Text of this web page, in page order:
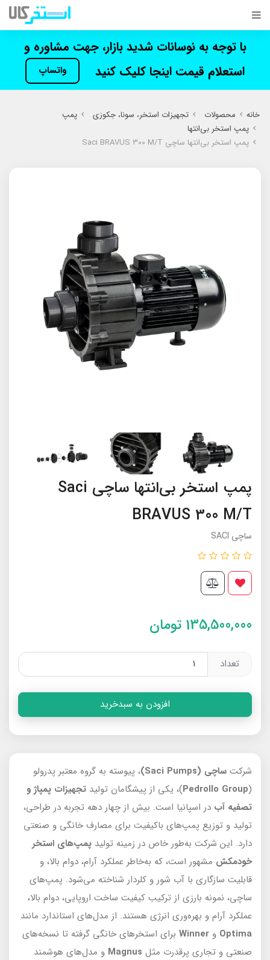
با توجه به نوسانات شدید بازار، جهت مشاوره و
استعلام قیمت اینجا کلیک کنید
واتساپ
خانه محصولات تجهیزات استخر، سونا، جکوزی
پمپ
پمپ استخر بی‌انتها
پمپ استخر بی‌انتها ساچی Saci BRAVUS 300 M/T
پمپ استخر بی‌انتها ساچی Saci
BRAVUS 300 M/T
ساچی SACI
135,500,000 تومان
تعداد
افزودن به سبدخرید
شرکت ساچی (Saci Pumps)
، پیوسته به گروه معتبر پدرولو
(
Pedrollo Group )، یکی از پیشگامان تولید تجهیزات پمپاژ و
تصفیه آب در اسپانیا است. بیش از چهار دهه تجربه در طراحی،
تولید و توزیع پمپ‌های باکیفیت برای مصارف خانگی و صنعتی
دارد. این شرکت به‌طور خاص در زمینه تولید پمپ‌های استخر
خودمکش مشهور است، که به‌خاطر عملکرد آرام، دوام بالا، و
قابلیت سازگاری با آب شور و کلردار شناخته می‌شود. پمپ‌های
ساچی، نمونه بارزی از ترکیب کیفیت ساخت اروپایی، دوام بالا،
عملکرد آرام و بهره‌وری انرژی هستند. از مدل‌های استاندارد مانند
Optima و Winner برای استخرهای خانگی گرفته تا نسخه‌های
صنعتی و تجاری پرقدرت مثل Magnus و مدل‌های هوشمند